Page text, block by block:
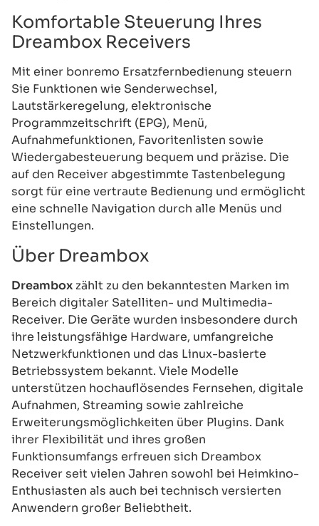
Komfortable Steuerung Ihres
Dreambox Receivers
Mit einer bonremo Ersatzfernbedienung steuern
Sie Funktionen wie Senderwechsel,
Lautstärkeregelung, elektronische
Programmzeitschrift (EPG), Menü,
Aufnahmefunktionen, Favoritenlisten sowie
Wiedergabesteuerung bequem und präzise. Die
auf den Receiver abgestimmte Tastenbelegung
sorgt für eine vertraute Bedienung und ermöglicht
eine schnelle Navigation durch alle Menüs und
Einstellungen.
Über Dreambox
Dreambox zählt zu den bekanntesten Marken im
Bereich digitaler Satelliten- und Multimedia-
Receiver. Die Geräte wurden insbesondere durch
ihre leistungsfähige Hardware, umfangreiche
Netzwerkfunktionen und das Linux-basierte
Betriebssystem bekannt. Viele Modelle
unterstützen hochauflösendes Fernsehen, digitale
Aufnahmen, Streaming sowie zahlreiche
Erweiterungsmöglichkeiten über Plugins. Dank
ihrer Flexibilität und ihres großen
Funktionsumfangs erfreuen sich Dreambox
Receiver seit vielen Jahren sowohl bei Heimkino-
Enthusiasten als auch bei technisch versierten
Anwendern großer Beliebtheit.